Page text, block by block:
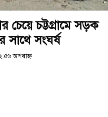
চেয়ে চট্টগ্রামে সড়ক
সংঘর্ষ
অপরাহ্ণ